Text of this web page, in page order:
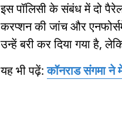
इस पॉलिसी के संबंध में दो
करप्शन की जांच और
उन्हें बरी कर दिया गया है,
यह भी पढ़ें:कॉनराड संगमा ने